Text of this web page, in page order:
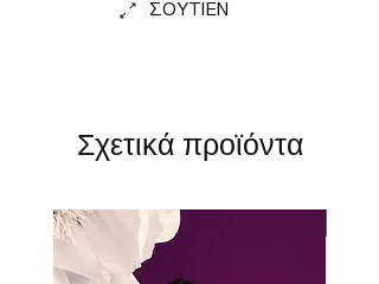
ΣΟΥΤΙΕΝ
Σχετικά προϊόντα